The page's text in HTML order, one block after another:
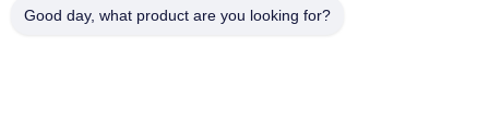
Good day, what product are you looking for?